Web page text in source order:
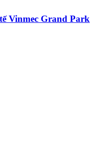
Vinmec Grand Park